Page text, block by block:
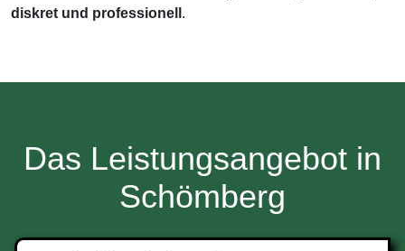
diskret und professionell .
Das Leistungsangebot in
Schömberg